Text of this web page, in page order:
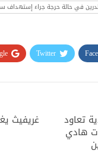
في حالة حرجة جراء إستهداف
Twitter
تعاود
هادي
غريفيث